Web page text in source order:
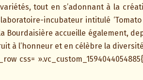
tout en s’adonnant à la
laboratoire-incubateur intitulé
accueille également,
à l’honneur et en célèbre la
css=